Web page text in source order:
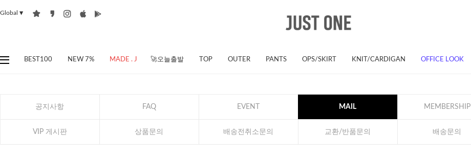
Global ▼
BEST100 NEW 7% MADE . J 🚀오늘출발 TOP OUTER PANTS OPS/SKIRT KNIT/CARDIGAN OFFICE LOOK
공지사항 FAQ EVENT MAIL MEMBERSHIP
VIP 게시판 상품문의 배송전취소문의 교환/반품문의 배송문의